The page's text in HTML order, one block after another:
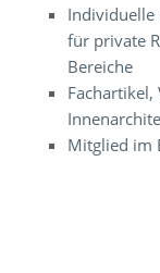
Individuelle
für private
Bereiche
Fachartikel,
Mitglied im